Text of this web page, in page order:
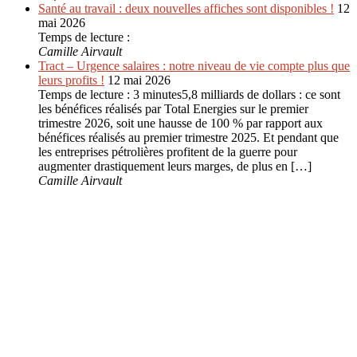
Santé au travail : deux nouvelles affiches sont disponibles ! 12
mai 2026
Temps de lecture :
Camille Airvault
Tract – Urgence salaires : notre niveau de vie compte plus que
leurs profits ! 12 mai 2026
Temps de lecture : 3 minutes5,8 milliards de dollars : ce sont
les bénéfices réalisés par Total Energies sur le premier
trimestre 2026, soit une hausse de 100 % par rapport aux
bénéfices réalisés au premier trimestre 2025. Et pendant que
les entreprises pétrolières profitent de la guerre pour
augmenter drastiquement leurs marges, de plus en […]
Camille Airvault